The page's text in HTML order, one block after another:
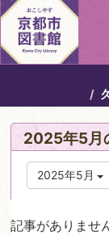
2025年5月
2025年5月
記事がありませ